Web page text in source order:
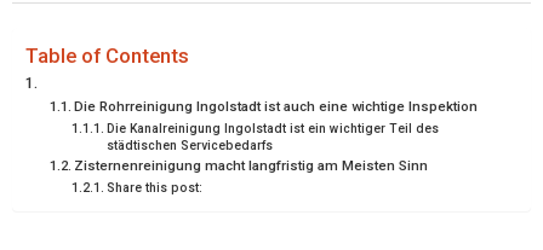
T
T
R
)
O R
T
D
Table of Contents
Die Rohrreinigung Ingolstadt ist auch eine wichtige Inspektion
Die Kanalreinigung Ingolstadt ist ein wichtiger Teil des
städtischen Servicebedarfs
Zisternenreinigung macht langfristig am Meisten Sinn
Share this post: